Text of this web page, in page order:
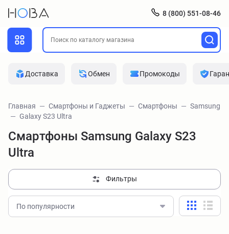
8 (800) 551-08-46
Доставка Обмен Промокоды
Главная Смартфоны и Гаджеты Смартфоны
Samsung
Galaxy S23 Ultra
Смартфоны Samsung Galaxy S23
Ultra
Фильтры
По популярности